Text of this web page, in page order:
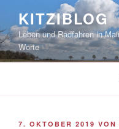
springen
KITZIBLOG
Leben und Radfahren in
Worte
VERÖFFENTLICHT
7. OKTOBER 2019 VON